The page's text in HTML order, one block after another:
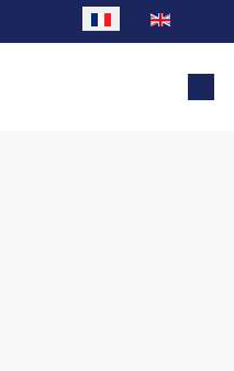
Sélectionnez votre